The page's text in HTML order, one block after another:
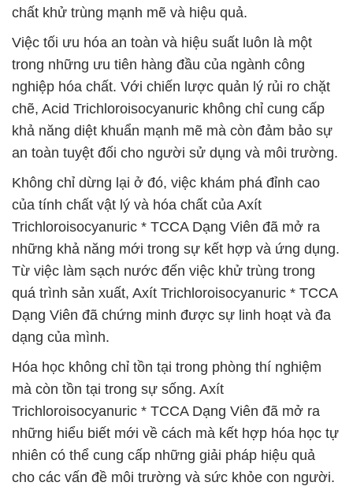
chất khử trùng mạnh mẽ và hiệu quả.
Việc tối ưu hóa an toàn và hiệu suất luôn là một
trong những ưu tiên hàng đầu của ngành công
nghiệp hóa chất. Với chiến lược quản lý rủi ro chặt
chẽ, Acid Trichloroisocyanuric không chỉ cung cấp
khả năng diệt khuẩn mạnh mẽ mà còn đảm bảo sự
an toàn tuyệt đối cho người sử dụng và môi trường.
Không chỉ dừng lại ở đó, việc khám phá đỉnh cao
của tính chất vật lý và hóa chất của Axít
Trichloroisocyanuric * TCCA Dạng Viên đã mở ra
những khả năng mới trong sự kết hợp và ứng dụng.
Từ việc làm sạch nước đến việc khử trùng trong
quá trình sản xuất, Axít Trichloroisocyanuric * TCCA
Dạng Viên đã chứng minh được sự linh hoạt và đa
dạng của mình.
Hóa học không chỉ tồn tại trong phòng thí nghiệm
mà còn tồn tại trong sự sống. Axít
Trichloroisocyanuric * TCCA Dạng Viên đã mở ra
những hiểu biết mới về cách mà kết hợp hóa học tự
nhiên có thể cung cấp những giải pháp hiệu quả
cho các vấn đề môi trường và sức khỏe con người.